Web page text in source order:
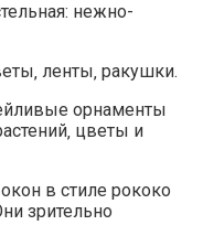
нежно-
ленты‚ ракушки.
орнаменты
цветы и
в стиле рококо
зрительно